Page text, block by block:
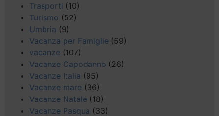
Trasporti (10)
Turismo (52)
Umbria (9)
Vacanza per Famiglie (59)
vacanze (107)
Vacanze Capodanno (26)
Vacanze Italia (95)
Vacanze mare (36)
Vacanze Natale (18)
Vacanze Pasqua (33)